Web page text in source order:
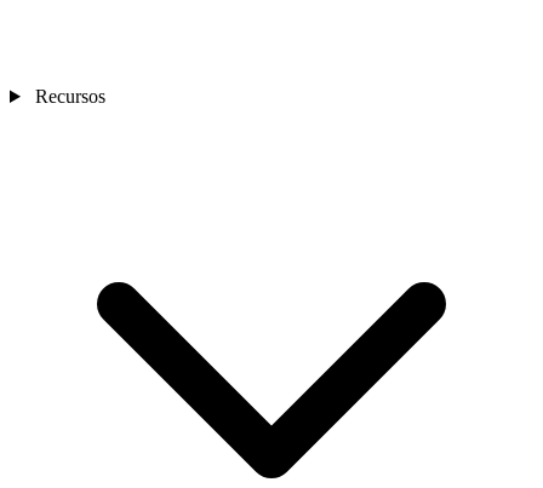
Recursos